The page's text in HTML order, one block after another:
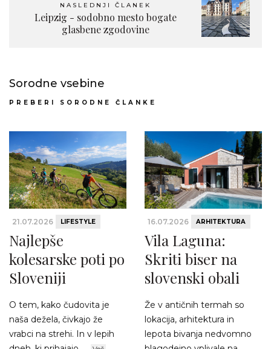
NASLEDNJI ČLANEK
Leipzig - sodobno mesto bogate
glasbene zgodovine
Sorodne vsebine
PREBERI SORODNE ČLANKE
21.07.2026 LIFESTYLE
Najlepše
kolesarske poti po
Sloveniji
O tem, kako čudovita je
naša dežela, čivkajo že
vrabci na strehi. In v lepih
16.07.2026 ARHITEKTURA
Vila Laguna:
Skriti biser na
slovenski obali
Že v antičnih termah so
lokacija, arhitektura in
lepota bivanja nedvomno